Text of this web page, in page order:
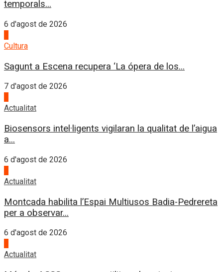
temporals...
6 d'agost de 2026
Cultura
Sagunt a Escena recupera ‘La ópera de los...
7 d'agost de 2026
Actualitat
Biosensors intel·ligents vigilaran la qualitat de l’aigua
a...
6 d'agost de 2026
Actualitat
Montcada habilita l’Espai Multiusos Badia-Pedrereta
per a observar...
6 d'agost de 2026
Actualitat